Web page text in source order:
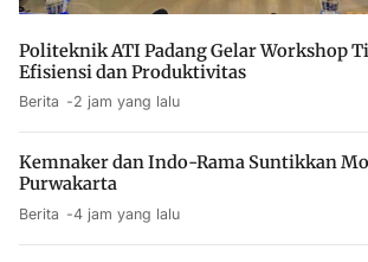
Politeknik ATI Padang Gelar Workshop
Efisiensi dan Produktivitas
Berita 2 jam yang lalu
Kemnaker dan Indo-Rama Suntikkan
Purwakarta
Berita 4 jam yang lalu